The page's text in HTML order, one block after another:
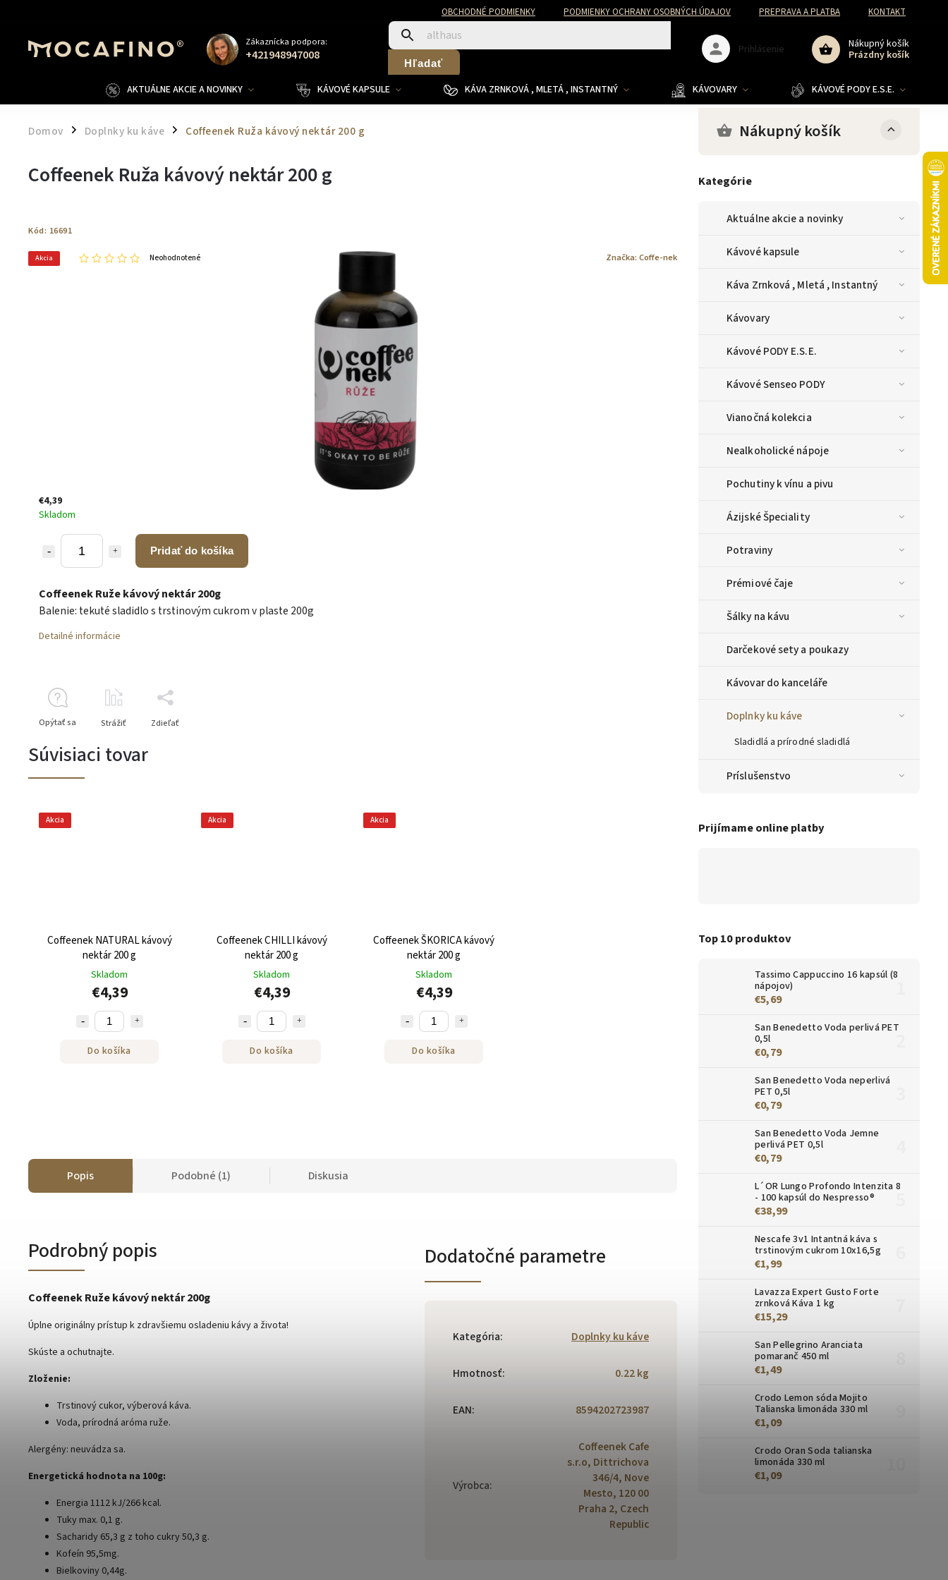
OBCHODNÉ PODMIENKY PODMIENKY OCHRANY OSOBNÝCH ÚDAJOV PREPRAVA A PLATBA KONTAKT
Zákaznícka podpora:
+421948947008 Hľadať
Nákupný košík
Prázdny košík
Prihlásenie
AKTUÁLNE AKCIE A NOVINKY KÁVOVÉ KAPSULE KÁVA ZRNKOVÁ , MLETÁ , INSTANTNÝ KÁVOVARY KÁVOVÉ PODY E.S.E.
Domov / Doplnky ku káve / Coffeenek Ruža kávový nektár 200 g Nákupný košík
Kategórie
Aktuálne akcie a novinky
Kávové kapsule
Káva Zrnková , Mletá , Instantný
Kávovary
Kávové PODY E.S.E.
Kávové Senseo PODY
Vianočná kolekcia
Nealkoholické nápoje
Pochutiny k vínu a pivu
Ázijské Špeciality
Potraviny
Prémiové čaje
Šálky na kávu
Darčekové sety a poukazy
Kávovar do kanceláře
Doplnky ku káve
Sladidlá a prírodné sladidlá
Príslušenstvo
Prijímame online platby
Top 10 produktov
Tassimo Cappuccino 16 kapsúl (8
nápojov)
€5,69
San Benedetto Voda perlivá PET
0,5l
€0,79
San Benedetto Voda neperlivá
PET 0,5l
€0,79
San Benedetto Voda Jemne
perlivá PET 0,5l
€0,79
L´OR Lungo Profondo Intenzita 8
- 100 kapsúl do Nespresso®
€38,99
Nescafe 3v1 Intantná káva s
trstinovým cukrom 10x16,5g
€1,99
Lavazza Expert Gusto Forte
zrnková Káva 1 kg
€15,29
San Pellegrino Aranciata
pomaranč 450 ml
€1,49
Crodo Lemon sóda Mojito
Talianska limonáda 330 ml
€1,09
Crodo Oran Soda talianska
limonáda 330 ml
€1,09
Coffeenek Ruža kávový nektár 200 g
Kód: 16691
Akcia Neohodnotené Značka: Coffe-nek
€4,39
Skladom
Pridať do košíka
Coffeenek Ruže kávový nektár 200g
Balenie: tekuté sladidlo s trstinovým cukrom v plaste 200g
Detailné informácie
Opýtať sa Strážiť Zdieľať
Súvisiaci tovar
Akcia
Coffeenek NATURAL kávový
nektár 200 g
Skladom
€4,39
Do košíka
Akcia
Coffeenek CHILLI kávový
nektár 200 g
Skladom
€4,39
Do košíka
Akcia
Coffeenek ŠKORICA kávový
nektár 200 g
Skladom
€4,39
Do košíka
Popis Podobné (1) Diskusia
Podrobný popis
Coffeenek Ruže kávový nektár 200g
Úplne originálny prístup k zdravšiemu osladeniu kávy a života!
Skúste a ochutnajte.
Zloženie:
Trstinový cukor, výberová káva.
Voda, prírodná aróma ruže.
Alergény: neuvádza sa.
Energetická hodnota na 100g:
Energia 1112 kJ/266 kcal.
Tuky max. 0,1 g.
Sacharidy 65,3 g z toho cukry 50,3 g.
Kofeín 95,5mg.
Bielkoviny 0,44g.
Dodatočné parametre
Kategória: Doplnky ku káve
Hmotnosť: 0.22 kg
EAN: 8594202723987
Výrobca:
Coffeenek Cafe
s.r.o, Dittrichova
346/4, Nove
Mesto, 120 00
Praha 2, Czech
Republic